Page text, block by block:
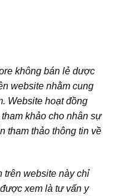
không bán lẻ dược
website nhằm cung
Website hoạt đồng
khảo cho nhân sự
tham thảo thông tin về
trên website này chỉ
xem là tư vấn y